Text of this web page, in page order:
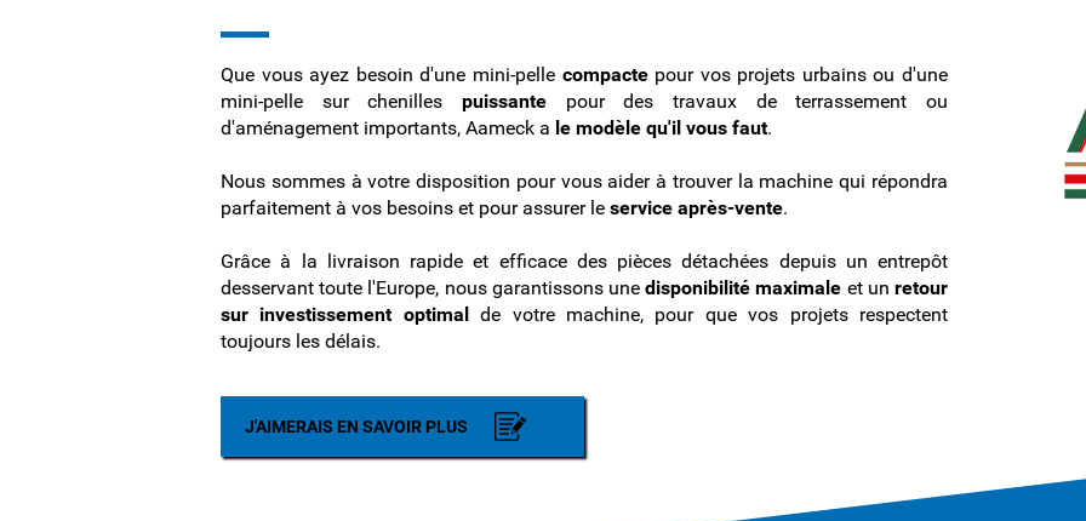
Que vous ayez besoin d'une mini-pelle compactepour vos projets urbains ou d'une
mini-pelle sur chenilles puissante pour des travaux de terrassement ou
d'aménagement importants, Aameck a le modèle qu'il vous faut.
Nous sommes à votre disposition pour vous aider à trouver la machine qui répondra
parfaitement à vos besoins et pour assurer le service après-vente.
Grâce à la livraison rapide et efficace des pièces détachées depuis un entrepôt
desservant toute l'Europe, nous garantissons unedisponibilité maximale et unretour
sur investissement optimalde votre machine, pour que vos projets respectent
toujours les délais.
J'AIMERAIS EN SAVOIR PLUS